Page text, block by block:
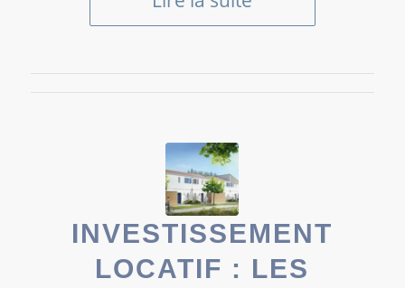
INVESTISSEMENT
LOCATIF : LES